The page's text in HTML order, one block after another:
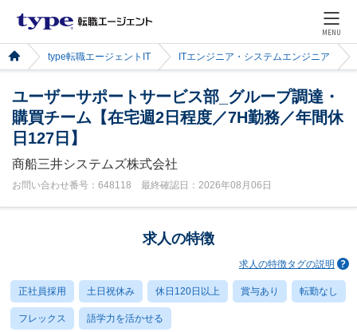
MENU
type転職エージェントIT ITエンジニア・システムエンジニア
ユーザーサポートサービス部_グループ調達・
購買チーム【在宅週2日程度／7H勤務／年間休
日127日】
商船三井システムズ株式会社
お問い合わせ番号：648118 最終確認日：2026年08月06日
求人の特徴
求人の特徴タグの説明
正社員採用 土日祝休み 休日120日以上 賞与あり 転勤なし
フレックス 語学力を活かせる